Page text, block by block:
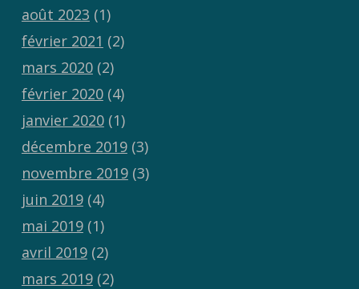
août 2023 (1)
février 2021 (2)
mars 2020(2)
février 2020(4)
janvier 2020(1)
décembre 2019(3)
novembre 2019(3)
juin 2019(4)
mai 2019(1)
avril 2019(2)
mars 2019(2)